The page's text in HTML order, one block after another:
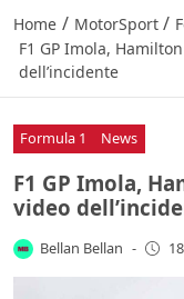
Home / MotorSport /
F1 GP Imola,
dell’incidente
Formula 1 News
F1 GP Imola,
video
Bellan Bellan -